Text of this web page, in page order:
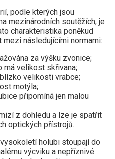
podle kterých jsou
mezinárodních soutěžích, je
charakteristika poněkud
následujícími normami:
za výšku zvonice;
má velikost skřivana;
velikosti vrabce;
motýla;
připomíná jen malou
z dohledu a lze je spatřit
optických přístrojů.
holubi stoupají do
výcviku a nepříznivé